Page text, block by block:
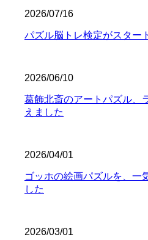
2026/07/16
パズル脳トレ検定がスター
2026/06/10
葛飾北斎のアートパズル、
えました
2026/04/01
ゴッホの絵画パズルを、一
した
2026/03/01